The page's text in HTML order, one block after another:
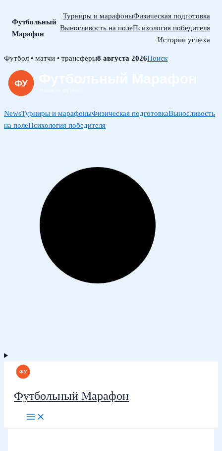
Футбольный
Марафон
Турниры и марафоныФизическая подготовка
Выносливость на полеПсихология победителя
Истории успеха
Skip
content
Футбол • матчи • трансферы8 августа 2026Поиск
NewsТурниры и марафоныФизическая подготовкаВыносливость
на полеПсихология победителя
Футбольный Марафон